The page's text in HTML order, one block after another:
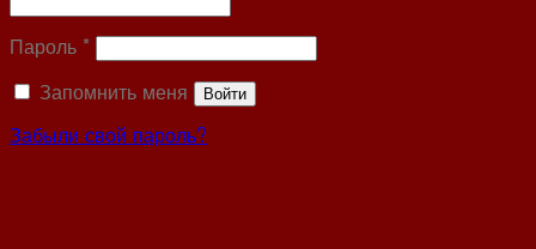
Пароль *
Запомнить меня Войти
Забыли свой пароль?